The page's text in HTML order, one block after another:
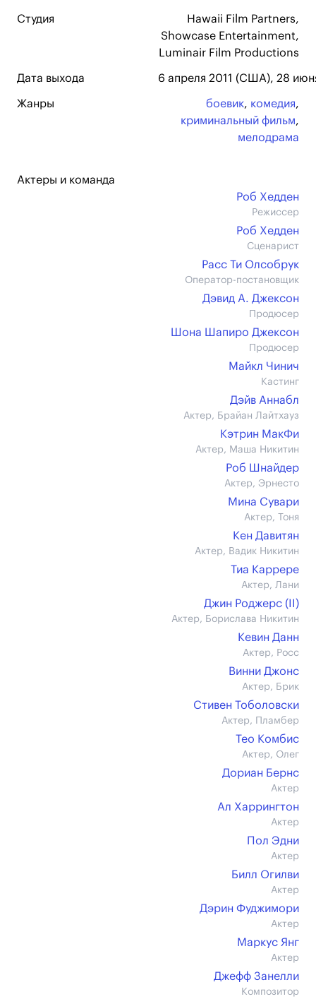
Студия
Hawaii Film Partners,
Showcase Entertainment,
Luminair Film Productions
Дата выхода 6 апреля 2011 (США), 28
Жанры боевик, комедия,
криминальный фильм,
мелодрама
Актеры и команда
Роб Хедден
Режиссер
Роб Хедден
Сценарист
Расс Ти Олсобрук
Оператор-постановщик
Дэвид А. Джексон
Продюсер
Шона Шапиро Джексон
Продюсер
Майкл Чинич
Кастинг
Дэйв Аннабл
Актер, Брайан Лайтхауз
Кэтрин МакФи
Актер, Маша Никитин
Роб Шнайдер
Актер, Эрнесто
Мина Сувари
Актер, Тоня
Кен Давитян
Актер, Вадик Никитин
Тиа Каррере
Актер, Лани
Джин Роджерс (II)
Актер, Борислава Никитин
Кевин Данн
Актер, Росс
Винни Джонс
Актер, Брик
Стивен Тоболовски
Актер, Пламбер
Тео Комбис
Актер, Олег
Дориан Бернс
Актер
Ал Харрингтон
Актер
Пол Эдни
Актер
Билл Огилви
Актер
Дэрин Фуджимори
Актер
Маркус Янг
Актер
Джефф Занелли
Композитор